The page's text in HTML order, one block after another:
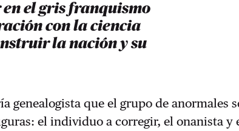
el gris franquismo
con la ciencia
la nación y su
genealogista que el grupo de anormales
el individuo a corregir, el onanista y